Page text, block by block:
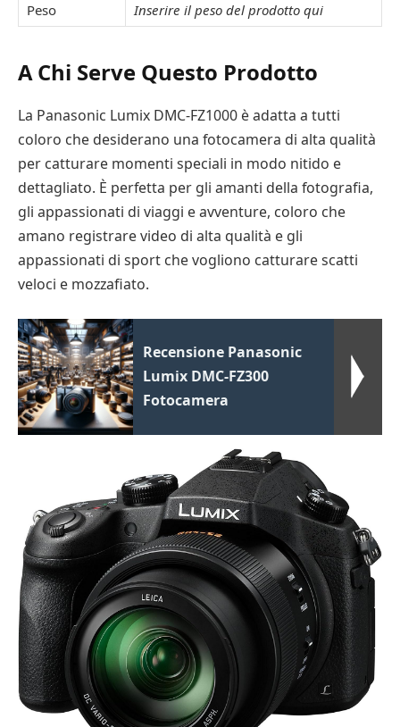
Peso
Inserire il peso del prodotto qui
A Chi Serve Questo Prodotto
La Panasonic Lumix DMC-FZ1000 è adatta a tutti
coloro che desiderano una fotocamera di alta qualità
per catturare momenti speciali in modo nitido e
dettagliato. È perfetta per gli amanti della fotografia,
gli appassionati di viaggi e avventure, coloro che
amano registrare video di alta qualità e gli
appassionati di sport che vogliono catturare scatti
veloci e mozzafiato.
Recensione Panasonic
Lumix DMC-FZ300
Fotocamera